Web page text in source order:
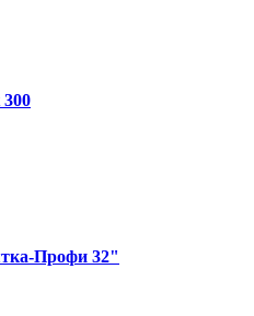
Профи 32"